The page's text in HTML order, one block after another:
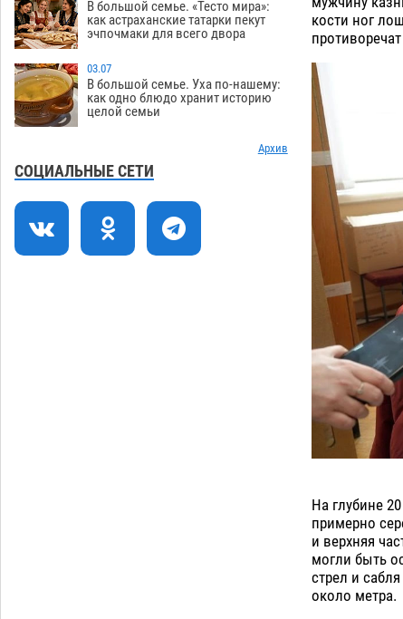
кубов
07.08 1228
13:29
Астраханский аэропорт попробует
суде
07.08 517
12:53
Астраханские археологи откопали
древнюю помойку
11:58
В Астрахани подросток угнал
с банковскими картами
11:20
Астраханцев ждут на парковом газоне
с призами и эрмитажными котами
В большой семье. «Тесто мира»:
как астраханские татарки пекут
эчпочмаки для всего двора
03.07
В большой семье. Уха по-нашему:
как одно блюдо хранит историю
целой семьи
Архив
СОЦИАЛЬНЫЕ СЕТИ
кости ног
На глубине
примерно
и верхняя
могли быть
стрел и
около метра.